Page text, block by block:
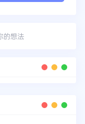
的想法